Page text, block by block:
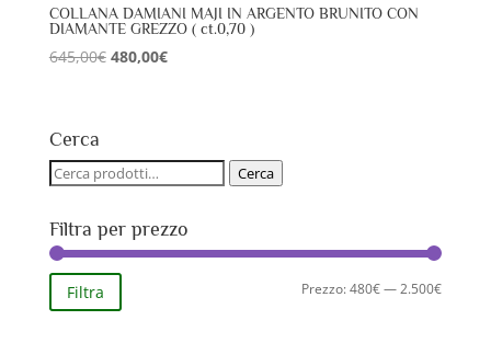
COLLANA DAMIANI MAJI IN ARGENTO BRUNITO CON
DIAMANTE GREZZO ( ct.0,70 )
645,00€ Il
645,00€.
480,00€Il
480,00€.
Cerca
Cerca: Cerca
Filtra per prezzo
Prezzo
Prezzo
Filtra Prezzo:480€—2.500€